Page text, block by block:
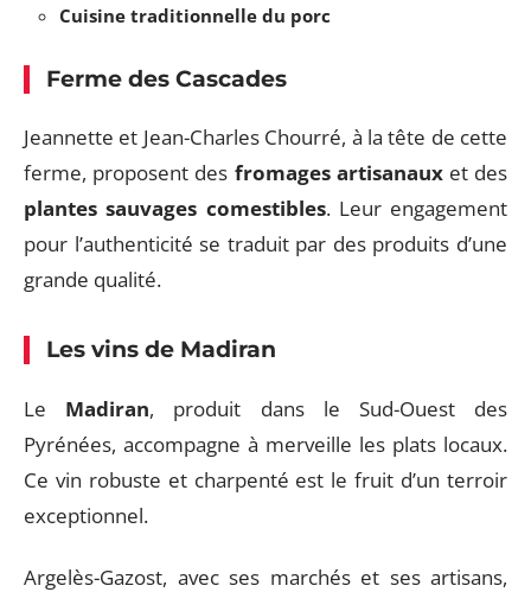
Cuisine traditionnelle du porc
Ferme des Cascades
Jeannette et Jean-Charles Chourré, à la tête de cette
ferme, proposent des fromages artisanauxet des
plantes sauvages comestibles. Leur engagement
pour l’authenticité se traduit par des produits d’une
grande qualité.
Les vins de Madiran
Le Madiran, produit dans le Sud-Ouest des
Pyrénées, accompagne à merveille les plats locaux.
Ce vin robuste et charpenté est le fruit d’un terroir
exceptionnel.
Argelès-Gazost, avec ses marchés et ses artisans,